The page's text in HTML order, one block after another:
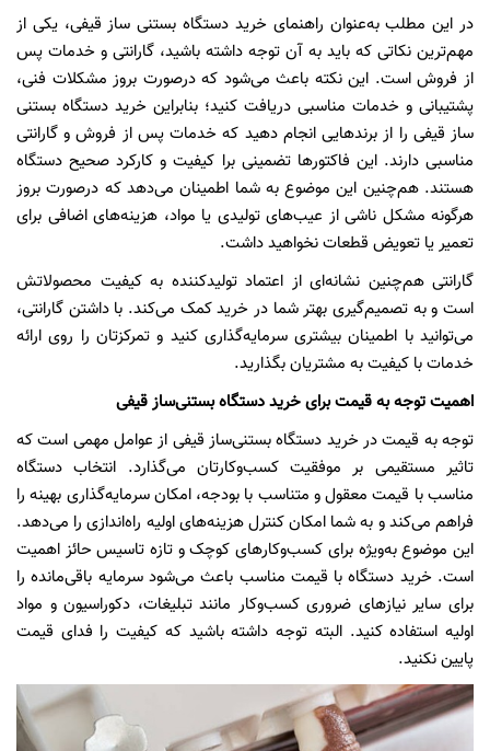
در این مطلب به‌عنوان راهنمای خرید دستگاه بستنی ساز قیفی، یکی از
مهم‌ترین نکاتی که باید به آن توجه داشته باشید، گارانتی و خدمات پس
از فروش است. این نکته باعث می‌شود که در‌صورت بروز مشکلات فنی،
پشتیبانی و خدمات مناسبی دریافت کنید؛ بنابراین خرید دستگاه بستنی
ساز قیفی را از برندهایی انجام دهید که خدمات پس از فروش و گارانتی
مناسبی دارند. این فاکتورها تضمینی برا کیفیت و کارکرد صحیح دستگاه
هستند. هم‌چنین این موضوع به شما اطمینان می‌دهد که در‌صورت بروز
هر‌گونه مشکل ناشی از عیب‌های تولیدی یا مواد، هزینه‌های اضافی برای
تعمیر یا تعویض قطعات نخواهید داشت.
گارانتی هم‌چنین نشانه‌ای از اعتماد تولیدکننده به کیفیت محصولاتش
است و به تصمیم‌گیری بهتر شما در خرید کمک می‌کند. با داشتن گارانتی،
می‌توانید با اطمینان بیشتری سرمایه‌گذاری کنید و تمرکزتان را روی ارائه
خدمات با کیفیت به مشتریان بگذارید.
اهمیت توجه به قیمت برای خرید دستگاه بستنی‌ساز قیفی
توجه به قیمت در خرید دستگاه بستنی‌ساز قیفی از عوامل مهمی است که
تاثیر مستقیمی بر موفقیت کسب‌وکارتان می‌گذارد. انتخاب دستگاه
مناسب با قیمت معقول و متناسب با بودجه، امکان سرمایه‌گذاری بهینه را
فراهم می‌کند و به شما امکان کنترل هزینه‌های اولیه راه‌اندازی را می‌دهد.
این موضوع به‌ویژه برای کسب‌و‌کارهای کوچک و تازه تاسیس حائز اهمیت
است. خرید دستگاه با قیمت مناسب باعث می‌شود سرمایه باقی‌مانده را
برای سایر نیازهای ضروری کسب‌و‌کار مانند تبلیغات، دکوراسیون و مواد
اولیه استفاده کنید. البته توجه داشته باشید که کیفیت را فدای قیمت
پایین نکنید.